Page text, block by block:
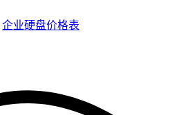
企业硬盘价格表